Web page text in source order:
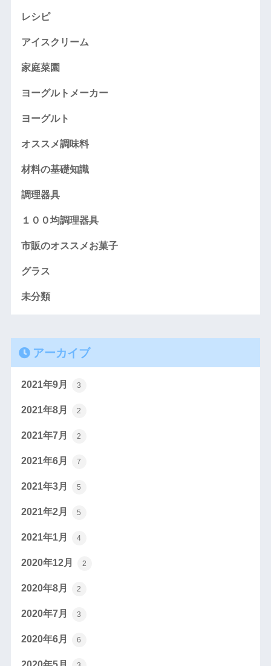
レシピ
アイスクリーム
家庭菜園
ヨーグルトメーカー
ヨーグルト
オススメ調味料
材料の基礎知識
調理器具
１００均調理器具
市販のオススメお菓子
グラス
未分類
アーカイブ
2021年9月 3
2021年8月 2
2021年7月 2
2021年6月 7
2021年3月 5
2021年2月 5
2021年1月 4
2020年12月 2
2020年8月 2
2020年7月 3
2020年6月 6